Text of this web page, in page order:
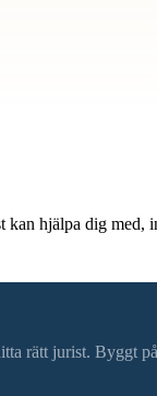
kan hjälpa dig med,
rätt jurist. Byggt